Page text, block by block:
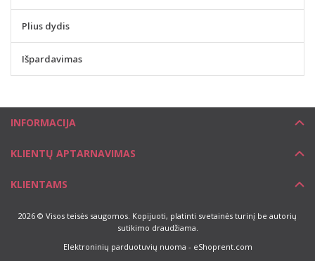
Plius dydis
Išpardavimas
INFORMACIJA
KLIENTŲ APTARNAVIMAS
KLIENTAMS
2026 © Visos teisės saugomos. Kopijuoti, platinti svetainės turinį be autorių
sutikimo draudžiama.
Elektroninių parduotuvių nuoma - eShoprent.com